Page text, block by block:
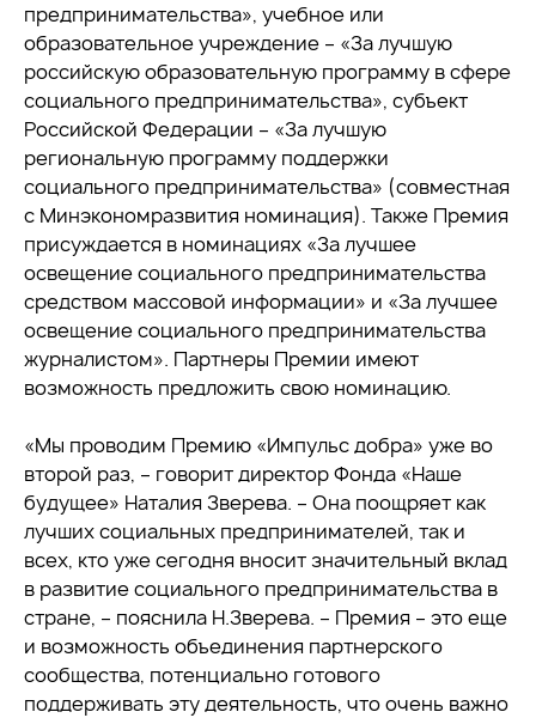
предпринимательства», учебное или
образовательное учреждение – «За лучшую
российскую образовательную программу в сфере
социального предпринимательства», субъект
Российской Федерации – «За лучшую
региональную программу поддержки
социального предпринимательства» (совместная
с Минэкономразвития номинация). Также Премия
присуждается в номинациях «За лучшее
освещение социального предпринимательства
средством массовой информации» и «За лучшее
освещение социального предпринимательства
журналистом». Партнеры Премии имеют
возможность предложить свою номинацию.
«Мы проводим Премию «Импульс добра» уже во
второй раз, – говорит директор Фонда «Наше
будущее» Наталия Зверева. – Она поощряет как
лучших социальных предпринимателей, так и
всех, кто уже сегодня вносит значительный вклад
в развитие социального предпринимательства в
стране, – пояснила Н.Зверева. – Премия – это еще
и возможность объединения партнерского
сообщества, потенциально готового
поддерживать эту деятельность, что очень важно